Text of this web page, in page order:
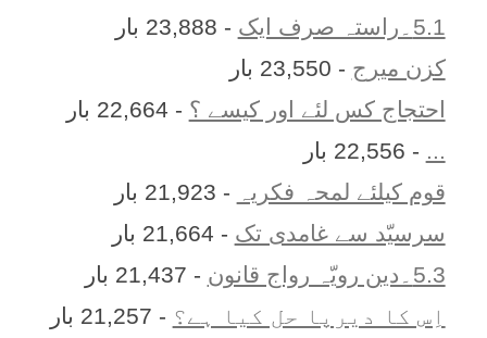
5.1۔راستہ صرف ایک
- 23,888 بار
کزن ميرج - 23,550 بار
احتجاج کس لئے اور کیسے ؟ - 22,664 بار
... - 22,556 بار
قوم کیلئے لمحہ فکریہ
- 21,923 بار
سرسیّد سے غامدی تک - 21,664 بار
5.3۔دین رویّہ رواج قانون
- 21,437 بار
اِس کا ديرپا حل کيا ہے؟ - 21,257 بار